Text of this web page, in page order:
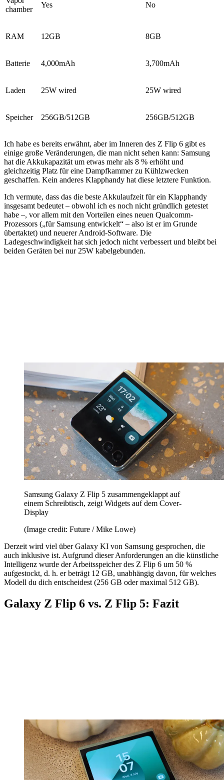
chamber
Yes No
RAM 12GB 8GB
Batterie 4,000mAh 3,700mAh
Laden 25W wired 25W wired
Speicher 256GB/512GB 256GB/512GB
Ich habe es bereits erwähnt, aber im Inneren des Z Flip 6 gibt es
einige große Veränderungen, die man nicht sehen kann: Samsung
hat die Akkukapazität um etwas mehr als 8 % erhöht und
gleichzeitig Platz für eine Dampfkammer zu Kühlzwecken
geschaffen. Kein anderes Klapphandy hat diese letztere Funktion.
Ich vermute, dass das die beste Akkulaufzeit für ein Klapphandy
insgesamt bedeutet – obwohl ich es noch nicht gründlich getestet
habe –, vor allem mit den Vorteilen eines neuen Qualcomm-
Prozessors („für Samsung entwickelt“ – also ist er im Grunde
übertaktet) und neuerer Android-Software. Die
Ladegeschwindigkeit hat sich jedoch nicht verbessert und bleibt bei
beiden Geräten bei nur 25W kabelgebunden.
Samsung Galaxy Z Flip 5 zusammengeklappt auf
einem Schreibtisch, zeigt Widgets auf dem Cover-
Display
(Image credit: Future / Mike Lowe)
Derzeit wird viel über Galaxy KI von Samsung gesprochen, die
auch inklusive ist. Aufgrund dieser Anforderungen an die künstliche
Intelligenz wurde der Arbeitsspeicher des Z Flip 6 um 50 %
aufgestockt, d. h. er beträgt 12 GB, unabhängig davon, für welches
Modell du dich entscheidest (256 GB oder maximal 512 GB).
Galaxy Z Flip 6 vs. Z Flip 5: Fazit